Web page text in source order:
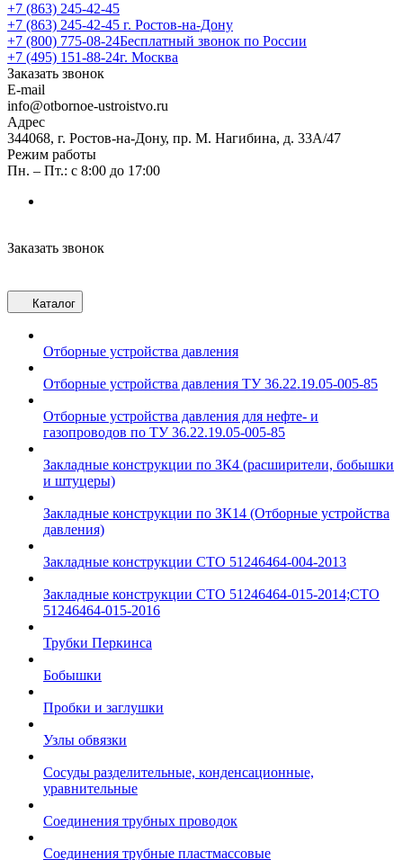
+7 (863) 245-42-45
+7 (863) 245-42-45 г. Ростов-на-Дону
+7 (800) 775-08-24Бесплатный звонок по России
+7 (495) 151-88-24г. Москва
Заказать звонок
E-mail
info@otbornoe-ustroistvo.ru
Адрес
344068, г. Ростов-на-Дону, пр. М. Нагибина, д. 33А/47
Режим работы
Пн. – Пт.: с 8:00 до 17:00
Заказать звонок
Каталог
Отборные устройства давления
Отборные устройства давления ТУ 36.22.19.05-005-85
Отборные устройства давления для нефте- и
газопроводов по ТУ 36.22.19.05-005-85
Закладные конструкции по ЗК4 (расширители, бобышки
и штуцеры)
Закладные конструкции по ЗК14 (Отборные устройства
давления)
Закладные конструкции СТО 51246464-004-2013
Закладные конструкции СТО 51246464-015-2014;СТО
51246464-015-2016
Трубки Перкинса
Бобышки
Пробки и заглушки
Узлы обвязки
Сосуды разделительные, конденсационные,
уравнительные
Соединения трубных проводок
Соединения трубные пластмассовые